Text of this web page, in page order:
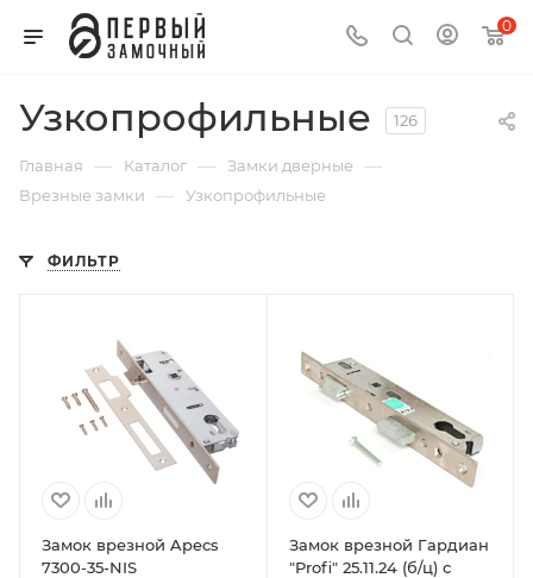
0
Узкопрофильные 126
Главная — Каталог — Замки дверные —
Врезные замки — Узкопрофильные
ФИЛЬТР
Замок врезной Apecs
7300-35-NIS
Замок врезной Гардиан
"Profi" 25.11.24 (б/ц) с